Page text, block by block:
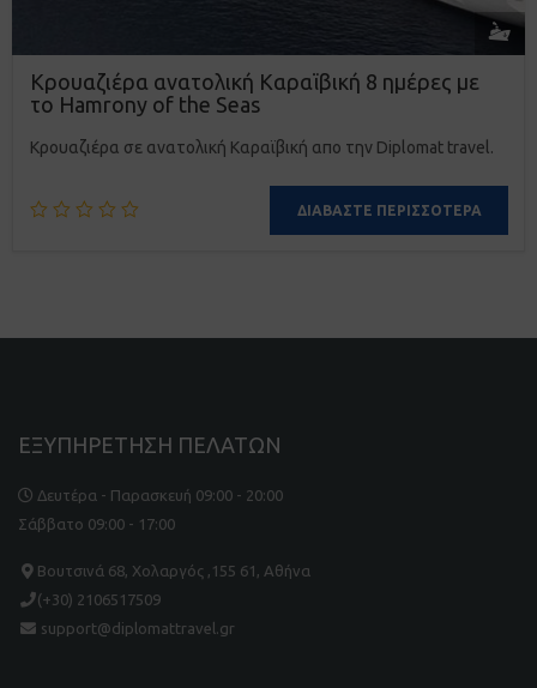
Κρουαζιέρα ανατολική Καραϊβική 8 ημέρες με
το Hamrony of the Seas
Κρουαζιέρα σε ανατολική Καραϊβική απο την Diplomat travel.
ΔΙΑΒΆΣΤΕ ΠΕΡΙΣΣΌΤΕΡΑ
ΕΞΥΠΗΡΕΤΗΣΗ ΠΕΛΑΤΩΝ
Δευτέρα - Παρασκευή 09:00 - 20:00
Σάββατο 09:00 - 17:00
Βουτσινά 68, Χολαργός ,155 61, Αθήνα
(+30) 2106517509
support@diplomattravel.gr